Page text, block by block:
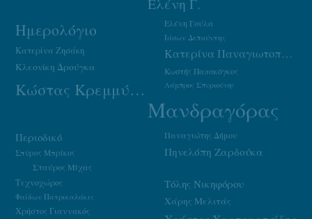
Ελένη Γούλα
Ημερολόγιο Ιάσων Δεπούντης
Κατερίνα Ζησάκη Κατερίνα Παναγιωτοπούλου
Κλεονίκη Δρούγκα Κωστής Παπακόγκος
Κώστας Κρεμμύδας Λάμπρος Σπυριούνης
Μανδραγόρας
Παναγιώτης Δήμου
Περιοδικό
Πηνελόπη Ζαρδούκα
Σπύρος Μπρίκος
Σταύρος Μίχας
Τεχνοχώρος
Τόλης Νικηφόρου
Φαίδων Πατρικαλάκις Χάρης Μελιτάς
Χρήστος Γιαννακός